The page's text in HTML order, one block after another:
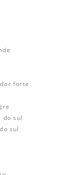
forte
do sul
sul